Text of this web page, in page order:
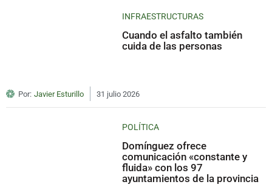
INFRAESTRUCTURAS
Cuando el asfalto también
cuida de las personas
Por: Javier Esturillo 31 julio 2026
POLÍTICA
Domínguez ofrece
comunicación «constante y
fluida» con los 97
ayuntamientos de la provincia